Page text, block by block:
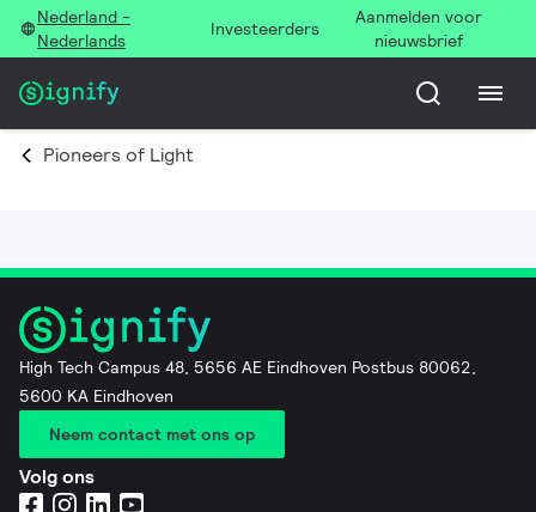
Nederland -
Nederlands
Investeerders
Aanmelden voor
nieuwsbrief
Pioneers of Light
High Tech Campus 48, 5656 AE Eindhoven Postbus 80062,
5600 KA Eindhoven
Neem contact met ons op
Volg ons